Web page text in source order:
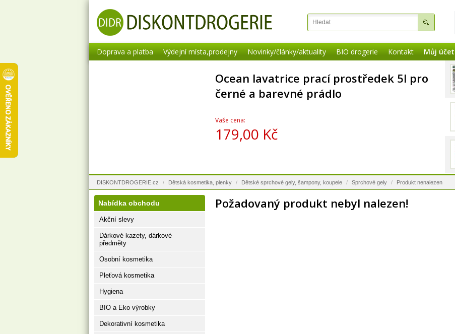
Doprava a platba Výdejní místa,prodejny Novinky/články/aktuality BIO drogerie Kontakt Můj účet
Ocean lavatrice prací prostředek 5l pro
černé a barevné prádlo
Vaše cena:
179,00 Kč
DISKONTDROGERIE.cz / Dětská kosmetika, plenky / Dětské sprchové gely, šampony, koupele / Sprchové gely / Produkt nenalezen
Požadovaný produkt nebyl nalezen!
Nabídka obchodu
Akční slevy
Dárkové kazety, dárkové
předměty
Osobní kosmetika
Pleťová kosmetika
Hygiena
BIO a Eko výrobky
Dekorativní kosmetika